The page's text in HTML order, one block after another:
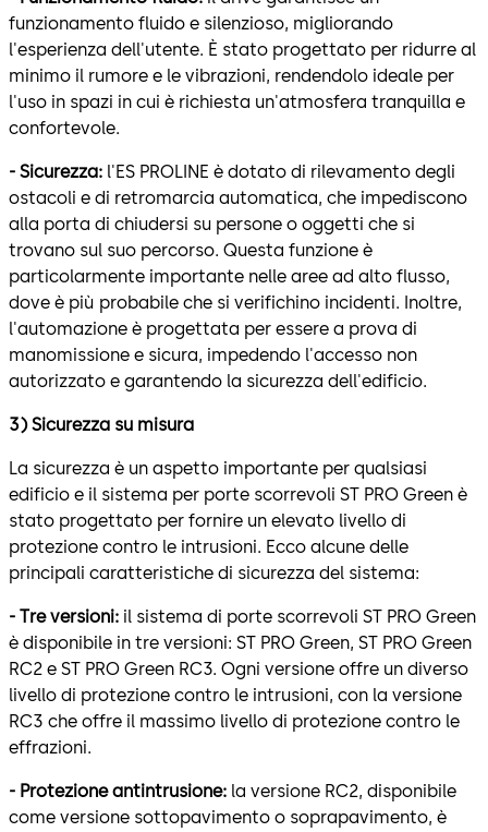
funzionamento fluido e silenzioso, migliorando
l'esperienza dell'utente. È stato progettato per ridurre al
minimo il rumore e le vibrazioni, rendendolo ideale per
l'uso in spazi in cui è richiesta un'atmosfera tranquilla e
confortevole.
- Sicurezza: l'ES PROLINE è dotato di rilevamento degli
ostacoli e di retromarcia automatica, che impediscono
alla porta di chiudersi su persone o oggetti che si
trovano sul suo percorso. Questa funzione è
particolarmente importante nelle aree ad alto flusso,
dove è più probabile che si verifichino incidenti. Inoltre,
l'automazione è progettata per essere a prova di
manomissione e sicura, impedendo l'accesso non
autorizzato e garantendo la sicurezza dell'edificio.
3) Sicurezza su misura
La sicurezza è un aspetto importante per qualsiasi
edificio e il sistema per porte scorrevoli ST PRO Green è
stato progettato per fornire un elevato livello di
protezione contro le intrusioni. Ecco alcune delle
principali caratteristiche di sicurezza del sistema:
- Tre versioni: il sistema di porte scorrevoli ST PRO Green
è disponibile in tre versioni: ST PRO Green, ST PRO Green
RC2 e ST PRO Green RC3. Ogni versione offre un diverso
livello di protezione contro le intrusioni, con la versione
RC3 che offre il massimo livello di protezione contro le
effrazioni.
- Protezione antintrusione: la versione RC2, disponibile
come versione sottopavimento o soprapavimento, è